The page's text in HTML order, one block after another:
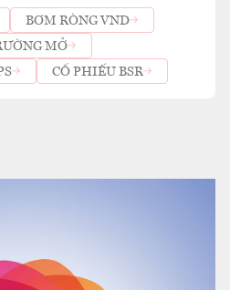
BƠM RÒNG VND
MỞ
CỔ PHIẾU BSR